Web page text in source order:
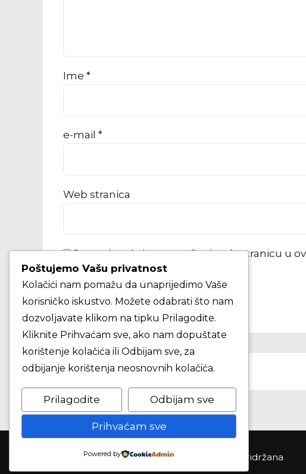
Ime *
e-mail *
Web stranica
Spremi moje ime, e-poštu i web-stranicu u
KOMENTAR ČLANKA
PRETHODNO
Košarkaški klub Samobor ©2026. Sva prva pridržana
Poštujemo Vašu privatnost
Kolačići nam pomažu da unaprijedimo Vaše
korisničko iskustvo. Možete odabrati što nam
dozvoljavate klikom na tipku Prilagodite.
Kliknite Prihvaćam sve, ako nam dopuštate
korištenje kolačića ili Odbijam sve, za
odbijanje korištenja neosnovnih kolačića.
Prilagodite Odbijam sve
Prihvaćam sve
Powered by